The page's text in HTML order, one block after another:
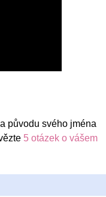
původu svého jména
5 otázek o vášem